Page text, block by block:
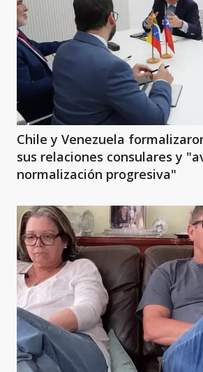
Chile y Venezuela
sus relaciones consulares y
normalización progresiva"